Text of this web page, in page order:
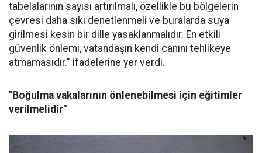
tabelalarının sayısı artırılmalı, özellikle bu bölgelerin
çevresi daha sıkı denetlenmeli ve buralarda suya
girilmesi kesin bir dille yasaklanmalıdır. En etkili
güvenlik önlemi, vatandaşın kendi canını tehlikeye
atmamasıdır." ifadelerine yer verdi.
"Boğulma vakalarının önlenebilmesi için eğitimler
verilmelidir"